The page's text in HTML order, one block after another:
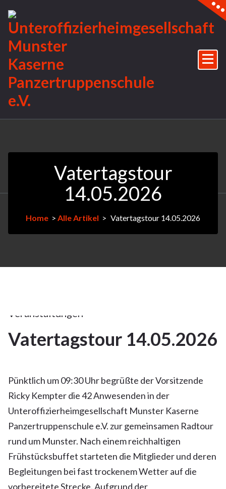
content
Vatertagstour
14.05.2026
Home> Alle Artikel > Vatertagstour 14.05.2026
14
14Mai
Veranstaltungen
Vatertagstour 14.05.2026
Pünktlich um 09:30 Uhr begrüßte der Vorsitzende
Ricky Kempter die 42 Anwesenden in der
Unteroffizierheimgesellschaft Munster Kaserne
Panzertruppenschule e.V. zur gemeinsamen Radtour
rund um Munster. Nach einem reichhaltigen
Frühstücksbuffet starteten die Mitglieder und deren
Begleitungen bei fast trockenem Wetter auf die
vorbereitete Strecke. Aufgrund der